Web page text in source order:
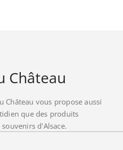
Château
Château vous propose aussi
que des produits
d'Alsace.